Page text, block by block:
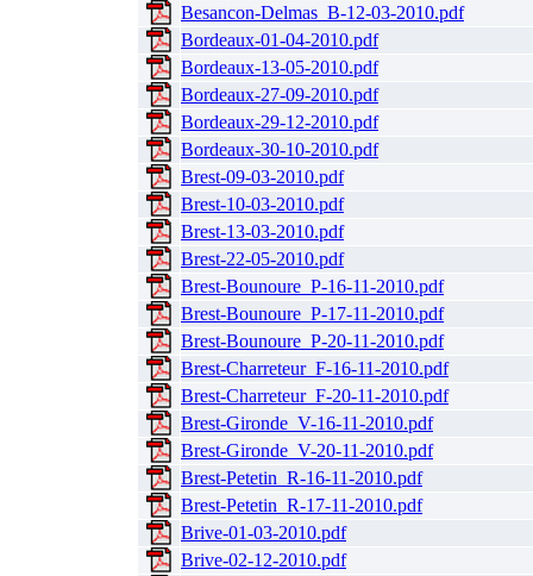
Besancon-Delmas_B-12-03-2010.pdf
Bordeaux-01-04-2010.pdf
Bordeaux-13-05-2010.pdf
Bordeaux-27-09-2010.pdf
Bordeaux-29-12-2010.pdf
Bordeaux-30-10-2010.pdf
Brest-09-03-2010.pdf
Brest-10-03-2010.pdf
Brest-13-03-2010.pdf
Brest-22-05-2010.pdf
Brest-Bounoure_P-16-11-2010.pdf
Brest-Bounoure_P-17-11-2010.pdf
Brest-Bounoure_P-20-11-2010.pdf
Brest-Charreteur_F-16-11-2010.pdf
Brest-Charreteur_F-20-11-2010.pdf
Brest-Gironde_V-16-11-2010.pdf
Brest-Gironde_V-20-11-2010.pdf
Brest-Petetin_R-16-11-2010.pdf
Brest-Petetin_R-17-11-2010.pdf
Brive-01-03-2010.pdf
Brive-02-12-2010.pdf